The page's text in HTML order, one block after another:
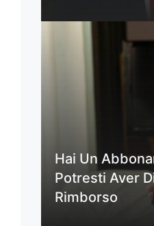
Hai Un
Potresti Aver
Rimborso